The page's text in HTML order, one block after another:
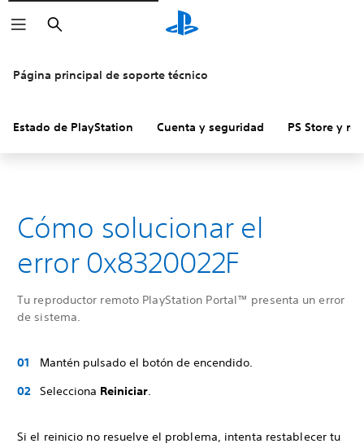
Buscar
Página principal de soporte técnico
Estado de PlayStation Cuenta y seguridad PS Store y
Cómo solucionar el
error 0x8320022F
Tu reproductor remoto PlayStation Portal™ presenta un error
de sistema.
Mantén pulsado el botón de encendido.
Selecciona Reiniciar.
Si el reinicio no resuelve el problema, intenta restablecer tu